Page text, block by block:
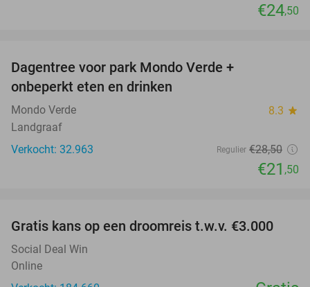
€24,50
Dagentree voor park Mondo Verde +
onbeperkt eten en drinken
Mondo Verde 8.3 star
Landgraaf
Verkocht: 32.963
Regulier €28,50
€21 ,50
Gratis kans op een droomreis t.w.v. €3.000
Social Deal Win
Online